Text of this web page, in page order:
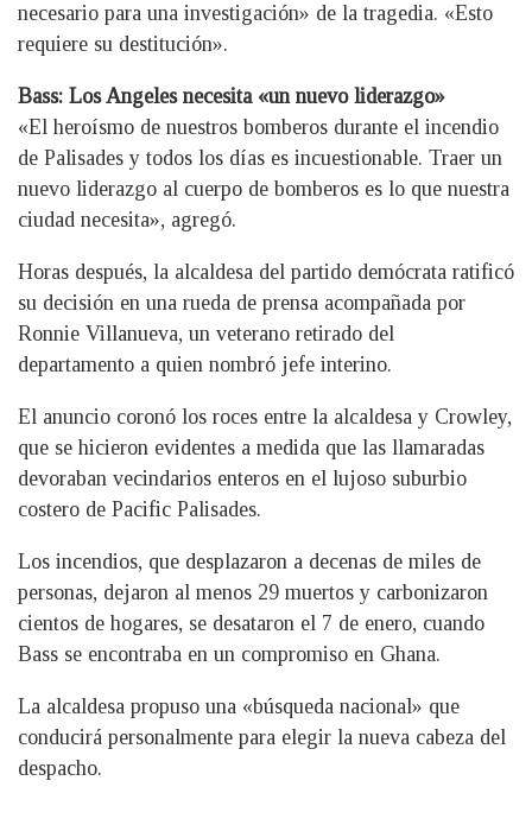
necesario para una investigación» de la tragedia. «Esto
requiere su destitución».
Bass: Los Angeles necesita «un nuevo liderazgo»
«El heroísmo de nuestros bomberos durante el incendio
de Palisades y todos los días es incuestionable. Traer un
nuevo liderazgo al cuerpo de bomberos es lo que nuestra
ciudad necesita», agregó.
Horas después, la alcaldesa del partido demócrata ratificó
su decisión en una rueda de prensa acompañada por
Ronnie Villanueva, un veterano retirado del
departamento a quien nombró jefe interino.
El anuncio coronó los roces entre la alcaldesa y Crowley,
que se hicieron evidentes a medida que las llamaradas
devoraban vecindarios enteros en el lujoso suburbio
costero de Pacific Palisades.
Los incendios, que desplazaron a decenas de miles de
personas, dejaron al menos 29 muertos y carbonizaron
cientos de hogares, se desataron el 7 de enero, cuando
Bass se encontraba en un compromiso en Ghana.
La alcaldesa propuso una «búsqueda nacional» que
conducirá personalmente para elegir la nueva cabeza del
despacho.